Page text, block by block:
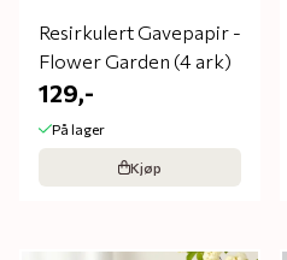
Resirkulert Gavepapir -
Flower Garden (4 ark)
129,-
På lager
Kjøp